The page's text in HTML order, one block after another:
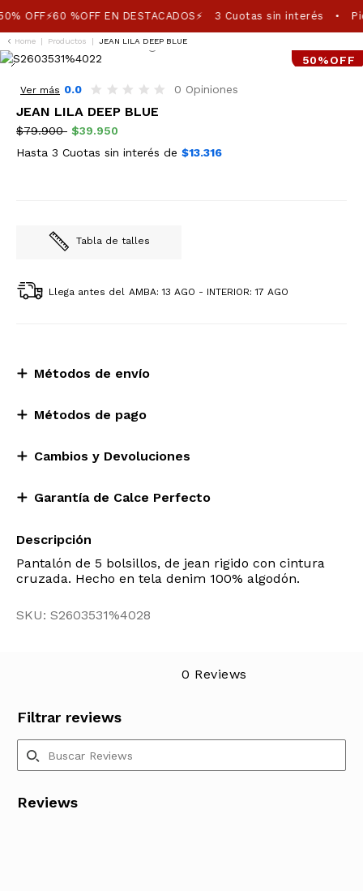
OFF⚡60 %OFF EN DESTACADOS⚡ 3 Cuotas sin interés •
Home | Productos | JEAN LILA DEEP BLUE
50%OFF
Ver más 0.0 0 Opiniones
JEAN LILA DEEP BLUE
$79.900 $39.950
Hasta 3 Cuotas sin interés de $13.316
Tabla de talles
Llega antes del AMBA: 13 AGO - INTERIOR: 17 AGO
Métodos de envío
Métodos de pago
Cambios y Devoluciones
Garantía de Calce Perfecto
Descripción
Pantalón de 5 bolsillos, de jean rigido con cintura
cruzada. Hecho en tela denim 100% algodón.
SKU: S2603531%4028
Filtrar reviews
0 Reviews
Reviews